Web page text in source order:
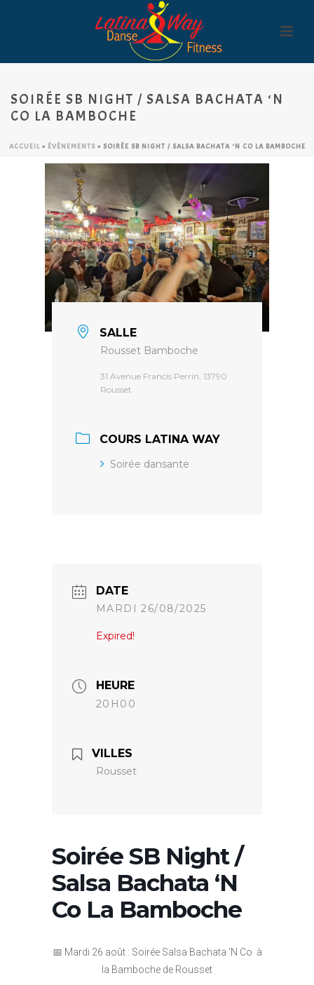
SOIRÉE SB NIGHT / SALSA BACHATA ‘N
CO LA BAMBOCHE
ACCUEIL» ÉVÉNEMENTS» SOIRÉE SB NIGHT / SALSA BACHATA ‘N CO LA BAMBOCHE
SALLE
Rousset Bamboche
31 Avenue Francis Perrin, 13790
Rousset
COURS LATINA WAY
Soirée dansante
DATE
MARDI 26/08/2025
Expired!
HEURE
20H00
VILLES
Rousset
Soirée SB Night /
Salsa Bachata ‘N
Co La Bamboche
📅 Mardi 26 août : Soirée Salsa Bachata ‘N Co à
la Bamboche de Rousset